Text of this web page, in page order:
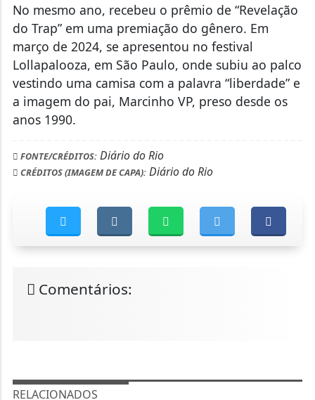
No mesmo ano, recebeu o prêmio de “Revelação
do Trap” em uma premiação do gênero. Em
março de 2024, se apresentou no festival
Lollapalooza, em São Paulo, onde subiu ao palco
vestindo uma camisa com a palavra “liberdade” e
a imagem do pai, Marcinho VP, preso desde os
anos 1990.
FONTE/CRÉDITOS:Diário do Rio
CRÉDITOS (IMAGEM DE CAPA):Diário do Rio
Comentários:
RELACIONADOS